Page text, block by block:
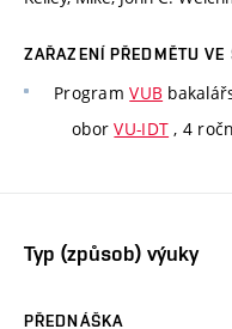
ZAŘAZENÍ PŘEDMĚTU
ProgramVUB
oborVU-IDT , 4
Typ (způsob) výuky
PŘEDNÁŠKA